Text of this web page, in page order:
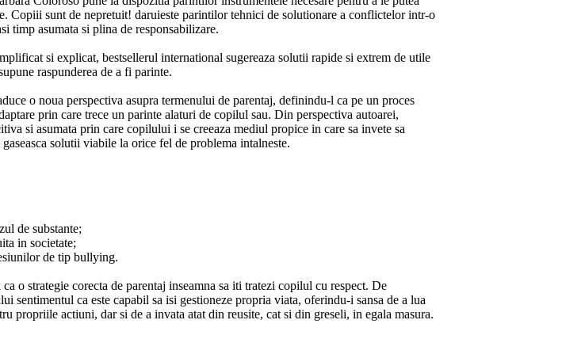
Copiii sunt de nepretuit! daruieste parintilor tehnici de solutionare a conflictelor intr-o
timp asumata si plina de responsabilizare.
si explicat, bestsellerul international sugereaza solutii rapide si extrem de utile
raspunderea de a fi parinte.
o noua perspectiva asupra termenului de parentaj, definindu-l ca pe un proces
prin care trece un parinte alaturi de copilul sau. Din perspectiva autoarei,
si asumata prin care copilului i se creeaza mediul propice in care sa invete sa
solutii viabile la orice fel de problema intalneste.
de substante;
in societate;
de tip bullying.
o strategie corecta de parentaj inseamna sa iti tratezi copilul cu respect. De
sentimentul ca este capabil sa isi gestioneze propria viata, oferindu-i sansa de a lua
propriile actiuni, dar si de a invata atat din reusite, cat si din greseli, in egala masura.